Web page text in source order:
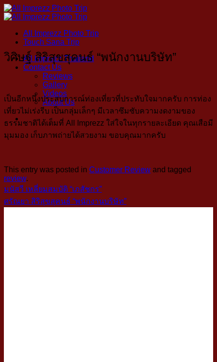
Skip
to
All Imprezz Photo Trip
Touch Sana Trip
All Imprezz Thailand
Contact Us
Reviews
Gallery
Videos
About Us
วิศิษฐ์ สิริสุขสุคนธ์ “พนักงานบริษัท”
เป็นอีกหนึ่งประสบการณ์ท่องเที่ยว​ที่ประทับใจ​​มากครับ​ การท่อง
เที่ยวไม่เร่งรีบ​ เป็นกลุ่มเล็กๆ​ มีเวลาซึมซับความงดงามของ
ธรรมชาติได้เต็มที่​ All Imprezz ใส่ใจในทุกรายละเอียด​ คุณเสือมี
มุมมอง เก็บภาพถ่ายได้สวยงาม ขอบคุณมากครับ
This entry was posted in Customer Review and tagged
review.
มนัสวี เหลี่ยมสมบัติ “เภสัชกร”
ศรัณยา​ สิริสุขสุคนธ์ “พนักงานบริษัท”